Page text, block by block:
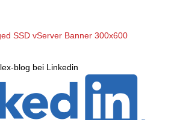
lex-blog bei Linkedin